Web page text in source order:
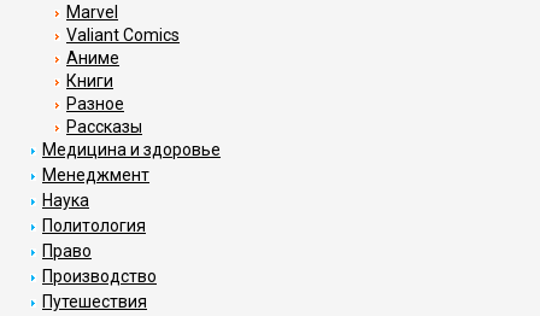
Marvel
Valiant Comics
Аниме
Книги
Разное
Рассказы
Медицина и здоровье
Менеджмент
Наука
Политология
Право
Производство
Путешествия